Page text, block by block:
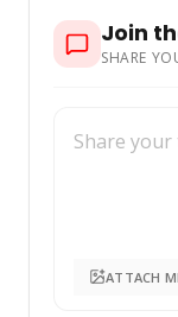
Join
SHARE
ATTACH